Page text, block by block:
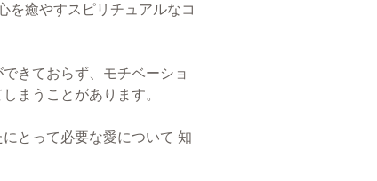
を癒やすスピリチュアルなコ
きておらず、モチベーショ
まうことがあります。
とって必要な愛について 知